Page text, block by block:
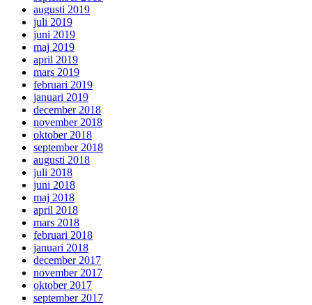
augusti 2019
juli 2019
juni 2019
maj 2019
april 2019
mars 2019
februari 2019
januari 2019
december 2018
november 2018
oktober 2018
september 2018
augusti 2018
juli 2018
juni 2018
maj 2018
april 2018
mars 2018
februari 2018
januari 2018
december 2017
november 2017
oktober 2017
september 2017